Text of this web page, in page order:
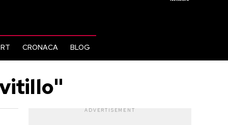
CRONACA BLOG
ADVERTISEMENT